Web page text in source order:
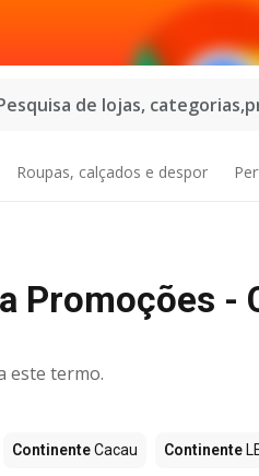
de lojas,
Roupas, calçados e despor
Promoções -
este termo.
ContinenteCacau Continente